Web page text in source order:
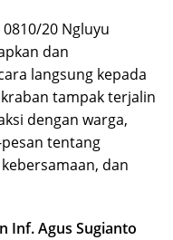
20 Ngluyu
dan
langsung kepada
tampak terjalin
dengan warga,
tentang
dan
Inf. Agus Sugianto